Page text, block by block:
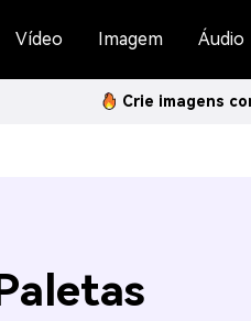
Vídeo Imagem Áudio
Crie imagens